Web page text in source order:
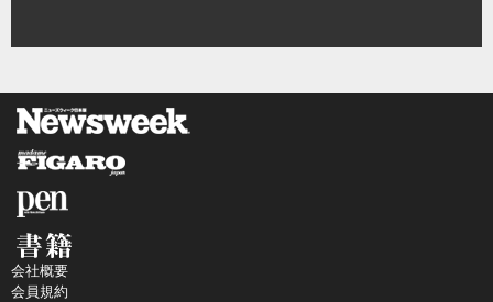
会社概要
会員規約